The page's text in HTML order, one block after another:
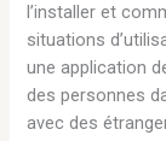
l’installer et
situations
une application
des personnes
avec des